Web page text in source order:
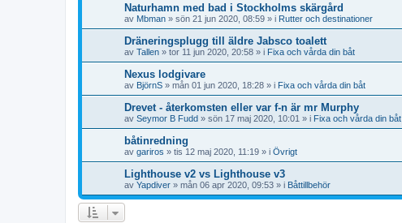
Naturhamn med bad i Stockholms skärgård
av Mbman » sön 21 jun 2020, 08:59 » i Rutter och destinationer
Dräneringsplugg till äldre Jabsco toalett
av Tallen » tor 11 jun 2020, 20:58 » i Fixa och vårda din båt
Nexus lodgivare
av BjörnS » mån 01 jun 2020, 18:28 » i Fixa och vårda din båt
Drevet - återkomsten eller var f-n är mr Murphy
av Seymor B Fudd » sön 17 maj 2020, 10:01 » i Fixa och vårda din båt
båtinredning
av gariros » tis 12 maj 2020, 11:19 » i Övrigt
Lighthouse v2 vs Lighthouse v3
av Yapdiver » mån 06 apr 2020, 09:53 » i Båttillbehör